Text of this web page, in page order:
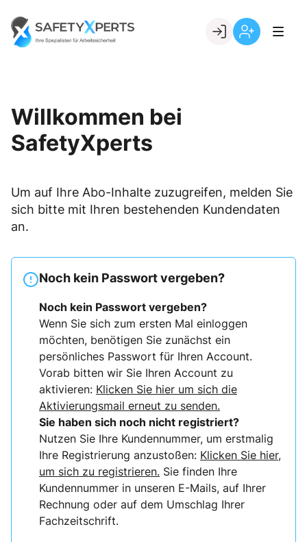
content
Go to landing page.
Willkommen bei
SafetyXperts
Um auf Ihre Abo-Inhalte zuzugreifen, melden Sie
sich bitte mit Ihren bestehenden Kundendaten
an.
Noch kein Passwort vergeben?
Noch kein Passwort vergeben?
Wenn Sie sich zum ersten Mal einloggen
möchten, benötigen Sie zunächst ein
persönliches Passwort für Ihren Account.
Vorab bitten wir Sie Ihren Account zu
aktivieren: Klicken Sie hier um sich die
Aktivierungsmail erneut zu senden.
Sie haben sich noch nicht registriert?
Nutzen Sie Ihre Kundennummer, um erstmalig
Ihre Registrierung anzustoßen: Klicken Sie hier,
um sich zu registrieren. Sie finden Ihre
Kundennummer in unseren E-Mails, auf Ihrer
Rechnung oder auf dem Umschlag Ihrer
Fachzeitschrift.